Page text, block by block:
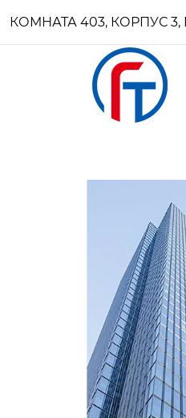
КОМНАТА 403, КОРПУС